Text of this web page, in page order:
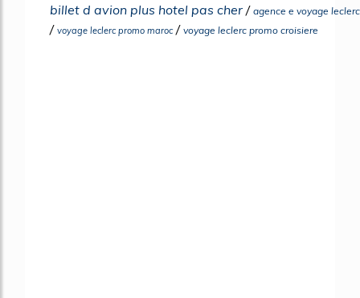
billet d avion plus hotel pas cher / agence e voyage leclerc
/ voyage leclerc promo maroc/ voyage leclerc promo croisiere